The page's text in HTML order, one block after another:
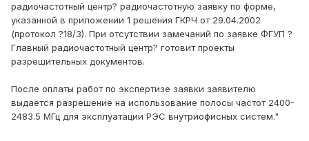
радиочастотный центр? радиочастотную заявку по форме,
указанной в приложении 1 решения ГКРЧ от 29.04.2002
(протокол ?18/3). При отсутствии замечаний по заявке ФГУП ?
Главный радиочастотный центр? готовит проекты
разрешительных документов.
После оплаты работ по экспертизе заявки заявителю
выдается разрешение на использование полосы частот 2400-
2483.5 МГц для эксплуатации РЭС внутриофисных систем."